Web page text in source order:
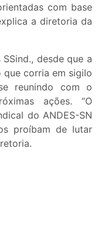
com base
a diretoria da
desde que a
corria em sigilo
reunindo com o
ações. “O
do ANDES-SN
proíbam de lutar